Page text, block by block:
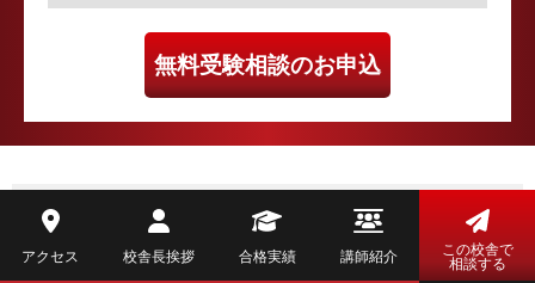
無料受験相談のお申込
武田塾綾瀬校の近隣にある
アクセス 校舎長挨拶 合格実績 講師紹介
この校舎で
相談する